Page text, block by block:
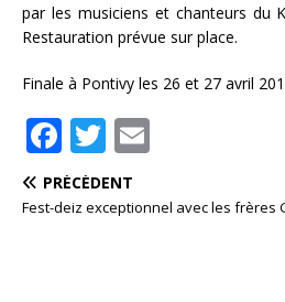
par les musiciens et chanteurs du
Restauration prévue sur place.
Finale à Pontivy les 26 et 27 avril
F
a
c
T
w
it ai
PRÉCÉDENT
Fest-deiz exceptionnel avec les frères